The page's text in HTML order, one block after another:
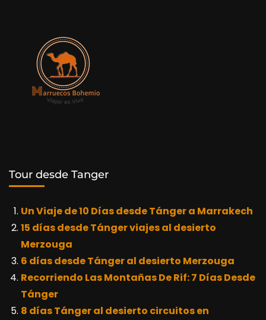
Tour desde Tanger
Un Viaje de 10 Días desde Tánger a Marrakech
15 días desde Tánger viajes al desierto
Merzouga
6 días desde Tánger al desierto Merzouga
Recorriendo Las Montañas De Rif: 7 Días Desde
Tánger
8 días Tánger al desierto circuitos en